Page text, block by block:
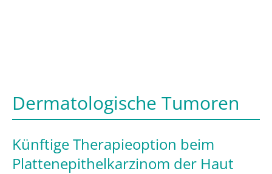
Dermatologische Tumoren
Künftige Therapieoption beim
Plattenepithelkarzinom der Haut